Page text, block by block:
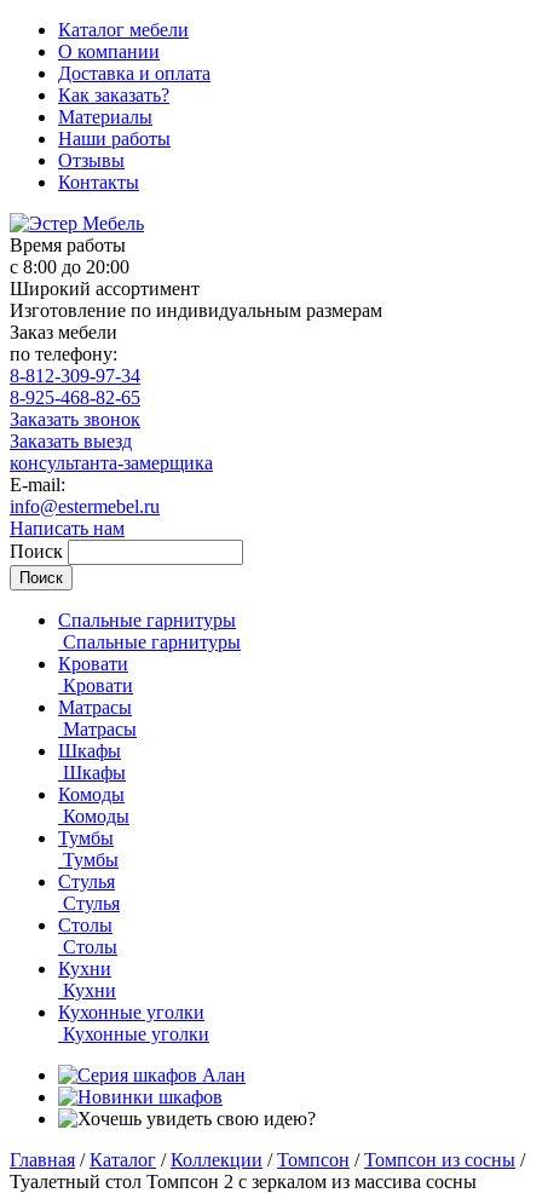
Каталог мебели
О компании
Доставка и оплата
Как заказать?
Материалы
Наши работы
Отзывы
Контакты
Время работы
с 8:00 до 20:00
Широкий ассортимент
Изготовление по индивидуальным размерам
Заказ мебели
по телефону:
8-812-309-97-34
8-925-468-82-65
Заказать звонок
Заказать выезд
консультанта-замерщика
E-mail:
info@estermebel.ru
Написать нам
Поиск
Спальные гарнитуры
Спальные гарнитуры
Кровати
Кровати
Матрасы
Матрасы
Шкафы
Шкафы
Комоды
Комоды
Тумбы
Тумбы
Стулья
Стулья
Столы
Столы
Кухни
Кухни
Кухонные уголки
Кухонные уголки
Главная / Каталог / Коллекции / Томпсон / Томпсон из сосны /
Туалетный стол Томпсон 2 с зеркалом из массива сосны